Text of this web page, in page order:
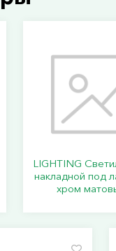
LIGHTING
накладной под
хром